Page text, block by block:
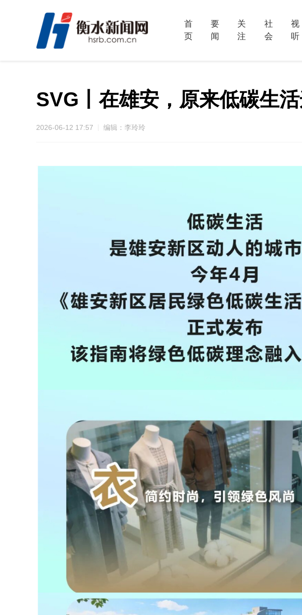
首
页
要
闻
关
注
社
会
视
听
SVG丨在雄安，原来低碳生
2026-06-12 17:57 编辑：李玲玲